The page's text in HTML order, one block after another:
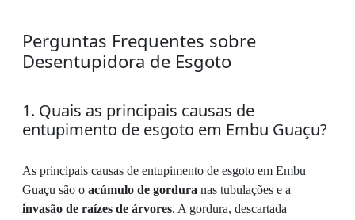
Perguntas Frequentes sobre
Desentupidora de Esgoto
1. Quais as principais causas de
entupimento de esgoto em Embu Guaçu?
As principais causas de entupimento de esgoto em Embu
Guaçu são o acúmulo de gordura nas tubulações e a
invasão de raízes de árvores. A gordura, descartada